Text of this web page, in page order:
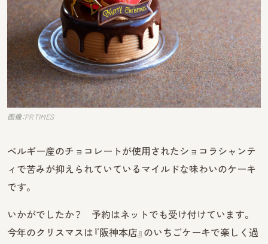
画像：PR TIMES
ベルギー産のチョコレートが使用されたショコラシャンテ
ィで苦みが抑えられていているマイルドな味わいのケーキ
です。
いかがでしたか？ 予約はネットでも受け付けています。
今年のクリスマスは『阪神本店』のいちごケーキで楽しく過